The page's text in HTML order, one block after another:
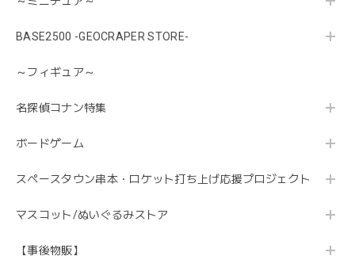
BASE2500 -GEOCRAPER STORE-
～フィギュア～
名探偵コナン特集
ボードゲーム
スペースタウン串本・ロケット打ち上げ応援プロジェクト
マスコット/ぬいぐるみストア
【事後物販】